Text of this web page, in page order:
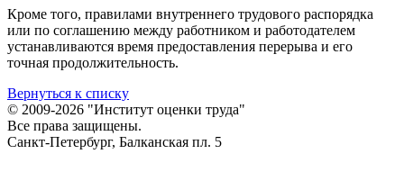
Кроме того, правилами внутреннего трудового распорядка
или по соглашению между работником и работодателем
устанавливаются время предоставления перерыва и его
точная продолжительность.
Вернуться к списку
© 2009-2026 "Институт оценки труда"
Все права защищены.
Санкт-Петербург, Балканская пл. 5